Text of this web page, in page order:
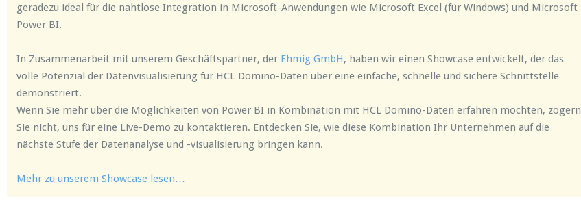
geradezu ideal für die nahtlose Integration in Microsoft-Anwendungen wie Microsoft Excel (für Windows) und Microsoft
Power BI.
In Zusammenarbeit mit unserem Geschäftspartner, der Ehmig GmbH, haben wir einen Showcase entwickelt, der das
volle Potenzial der Datenvisualisierung für HCL Domino-Daten über eine einfache, schnelle und sichere Schnittstelle
demonstriert.
Wenn Sie mehr über die Möglichkeiten von Power BI in Kombination mit HCL Domino-Daten erfahren möchten, zögern
Sie nicht, uns für eine Live-Demo zu kontaktieren. Entdecken Sie, wie diese Kombination Ihr Unternehmen auf die
nächste Stufe der Datenanalyse und -visualisierung bringen kann.
Mehr zu unserem Showcase lesen…